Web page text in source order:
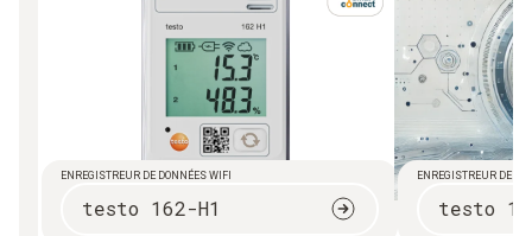
ENREGISTREUR DE DONNÉES WIFI
testo 162-H1
ENREGISTREUR DE
testo